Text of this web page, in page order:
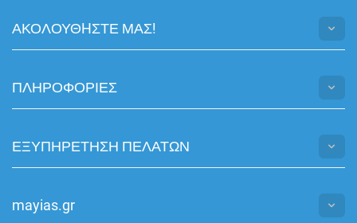
ΑΚΟΛΟΥΘHΣΤΕ ΜΑΣ!
ΠΛΗΡΟΦΟΡΙΕΣ
ΕΞΥΠΗΡΕΤΗΣΗ ΠΕΛΑΤΩΝ
mayias.gr